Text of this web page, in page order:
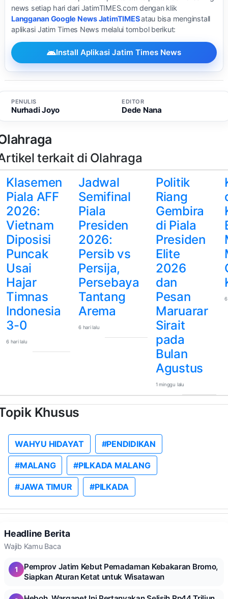
news setiap hari dari JatimTIMES.com dengan klik
Langganan Google News JatimTIMESatau bisa menginstall
aplikasi Jatim Times News melalui tombol berikut:
Install Aplikasi Jatim Times News
PENULIS
Nurhadi Joyo
EDITOR
Dede Nana
terkait di Olahraga
Klasemen
Piala AFF
2026:
Vietnam
Diposisi
Puncak
Usai
Hajar
Timnas
Indonesia
3-0
6 hari lalu
Jadwal
Semifinal
Piala
Presiden
2026:
Persib vs
Persija,
Persebaya
Tantang
Arema
6 hari lalu
Politik
Riang
Gembira
di Piala
Presiden
Elite
2026
dan
Pesan
Maruarar
Sirait
pada
Bulan
Agustus
1 minggu lalu
6
Khusus
WAHYU HIDAYAT #PENDIDIKAN
#MALANG #PILKADA MALANG
#JAWA TIMUR #PILKADA
Headline Berita
Wajib Kamu Baca
1
Pemprov Jatim Kebut Pemadaman Kebakaran Bromo,
Siapkan Aturan Ketat untuk Wisatawan